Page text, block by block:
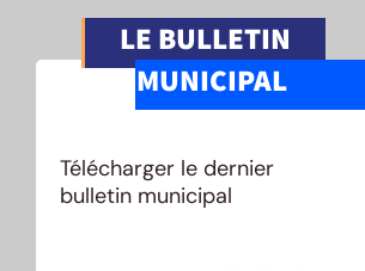
LE BULLETIN
MUNICIPAL
Télécharger le dernier
bulletin municipal